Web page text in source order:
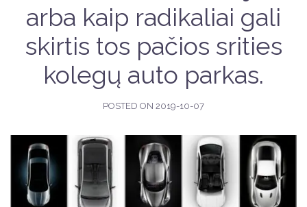
arba kaip radikaliai gali
skirtis tos pačios srities
kolegų auto parkas.
POSTED ON 2019-10-07